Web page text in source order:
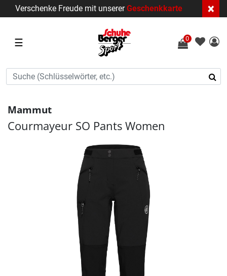
Verschenke Freude mit unsererGeschenkkarte ×
☰ 0
Mammut
Courmayeur SO Pants Women